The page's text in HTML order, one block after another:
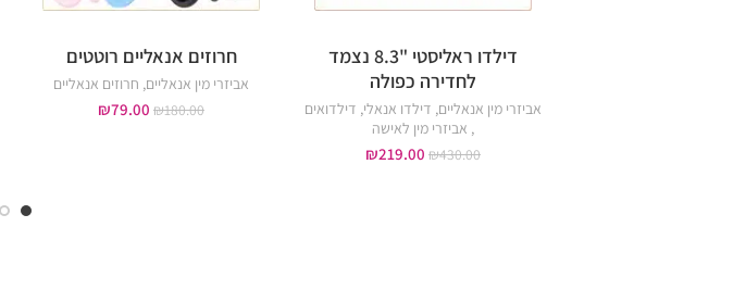
דילדו ראליסטי "8.3 נצמד
לחדירה כפולה
אביזרי מין אנאליים, דילדו אנאלי, דילדואים
, אביזרי מין לאישה
₪430.00
₪219.00
חרוזים אנאליים רוטטים
אביזרי מין אנאליים, חרוזים אנאליים
₪180.00
₪79.00